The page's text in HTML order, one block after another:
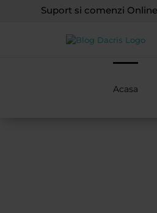
Suport si comenzi Online
Acasa